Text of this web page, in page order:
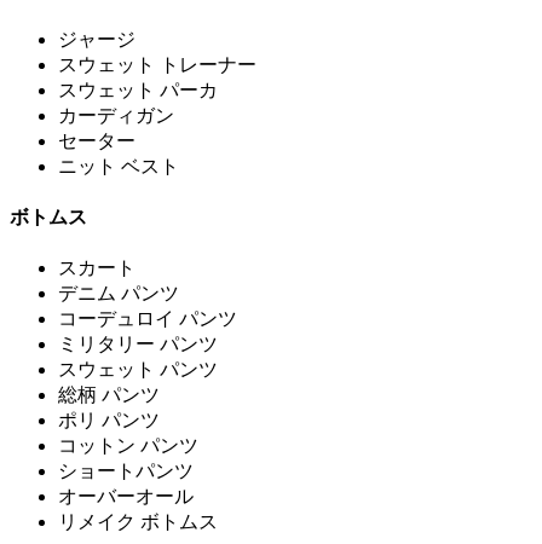
ジャージ
スウェット トレーナー
スウェット パーカ
カーディガン
セーター
ニット ベスト
ボトムス
スカート
デニム パンツ
コーデュロイ パンツ
ミリタリー パンツ
スウェット パンツ
総柄 パンツ
ポリ パンツ
コットン パンツ
ショートパンツ
オーバーオール
リメイク ボトムス